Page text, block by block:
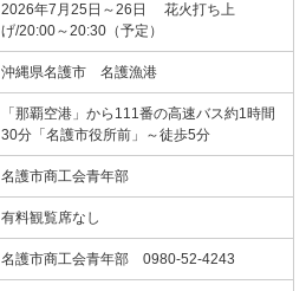
2026年7月25日～26日 花火打ち上
げ/20:00～20:30（予定）
沖縄県名護市 名護漁港
「那覇空港」から111番の高速バス約1時間
30分「名護市役所前」～徒歩5分
名護市商工会青年部
有料観覧席なし
名護市商工会青年部 0980-52-4243